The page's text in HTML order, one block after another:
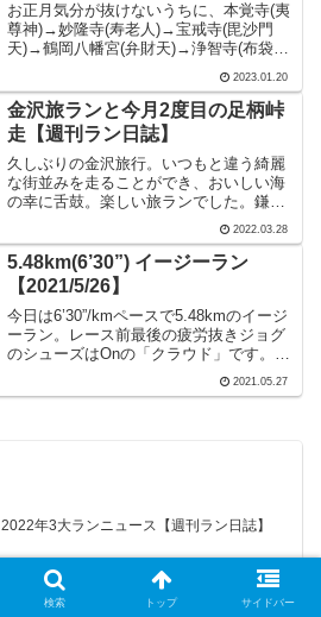
お正月気分が抜けないうちに、本覚寺(夷
尊神)→妙隆寺(寿老人)→宝戒寺(毘沙門
天)→鶴岡八幡宮(弁財天)→浄智寺(布袋
と、夫と一緒に鎌倉七福神巡りランを楽
しみました。【2023年1月9日〜15日】
2023.01.20
金沢旅ランと今月2度目の足柄峠
走【週刊ラン日誌】￼
久しぶりの金沢旅行。いつもと違う綺麗
な街並みを走ることができ、おいしい海
の幸に舌鼓。楽しい旅ランでした。鎌倉
ラントリップ、25km峠走と、ポイント練
習をこなしました。【2022年3月21日〜
27日】
2022.03.28
5.48km(6’30”) イージーラン
【2021/5/26】
今日は6’30”/kmペースで5.48kmのイージ
ーラン。レース前最後の疲労抜きジョグ
のシューズはOnの「クラウド」です。足
小坪トンネルと、海岸周辺の工事中ポイ
2021.05.27
2022年3大ランニュース【週刊ラン日誌】
検索 トップ サイドバー